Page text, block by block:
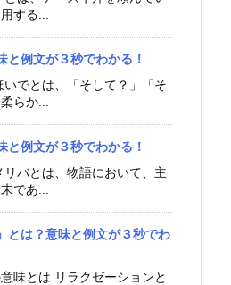
する...
と例文が３秒でわかる！
いでとは、「そして？」「そ
らか...
と例文が３秒でわかる！
リバとは、物語において、主
であ...
とは？意味と例文が３秒でわ
味とは リラクゼーションと